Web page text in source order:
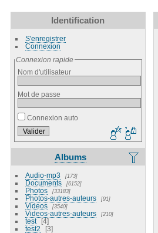
Identification
S'enregistrer
Connexion
Connexion rapide
Nom d'utilisateur
Mot de passe
Connexion auto
Albums
Audio-mp3 173
Documents 6152
Photos 33183
Photos-autres-auteurs 91
Videos 3540
Videos-autres-auteurs 210
test
4
test2
3